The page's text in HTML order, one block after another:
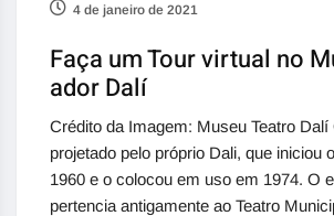
4 de janeiro de 2021
Faça um Tour virtual no
ador Dalí
Crédito da Imagem: Museu Teatro
projetado pelo próprio Dali, que iniciou
1960 e o colocou em uso em 1974. O
pertencia antigamente ao Teatro